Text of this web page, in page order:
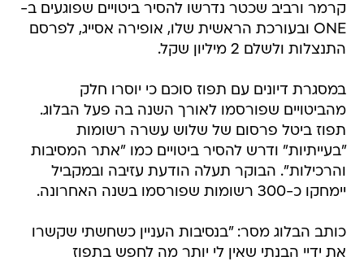
קרמר ורביב שכטר נדרשו להסיר ביטויים שפוגעים ב-
ONE ובעורכת הראשית שלו, אופירה אסייג, לפרסם
התנצלות ולשלם 2 מיליון שקל.
במסגרת דיונים עם תפוז סוכם כי יוסרו חלק
מהביטויים שפורסמו לאורך השנה בה פעל הבלוג.
תפוז ביטל פרסום של שלוש עשרה רשומות
"בעייתיות" ודרש להסיר ביטויים כמו "אתר המסיבות
והרכילות". הבוקר תעלה הודעת עזיבה ובמקביל
יימחקו כ-300 רשומות שפורסמו בשנה האחרונה.
כותב הבלוג מסר: "בנסיבות העניין כשחשתי שקשרו
את ידיי הבנתי שאין לי יותר מה לחפש בתפוז